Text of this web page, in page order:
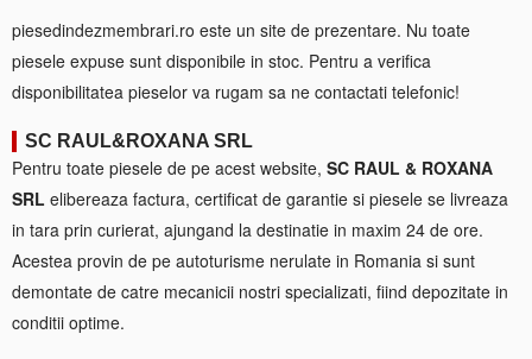
piesedindezmembrari.ro este un site de prezentare. Nu toate
piesele expuse sunt disponibile in stoc. Pentru a verifica
disponibilitatea pieselor va rugam sa ne contactati telefonic!
SC RAUL&ROXANA SRL
Pentru toate piesele de pe acest website, SC RAUL & ROXANA
SRL elibereaza factura, certificat de garantie si piesele se livreaza
in tara prin curierat, ajungand la destinatie in maxim 24 de ore.
Acestea provin de pe autoturisme nerulate in Romania si sunt
demontate de catre mecanicii nostri specializati, fiind depozitate in
conditii optime.